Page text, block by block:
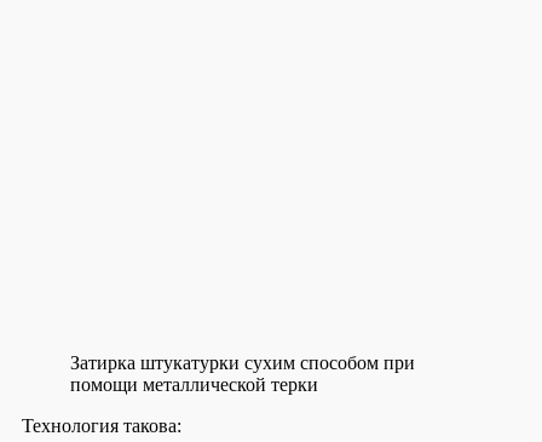
Затирка штукатурки сухим способом при
помощи металлической терки
Технология такова: